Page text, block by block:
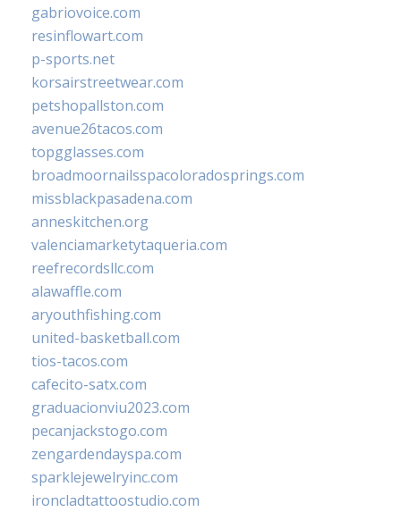
gabriovoice.com
resinflowart.com
p-sports.net
korsairstreetwear.com
petshopallston.com
avenue26tacos.com
topgglasses.com
broadmoornailsspacoloradosprings.com
missblackpasadena.com
anneskitchen.org
valenciamarketytaqueria.com
reefrecordsllc.com
alawaffle.com
aryouthfishing.com
united-basketball.com
tios-tacos.com
cafecito-satx.com
graduacionviu2023.com
pecanjackstogo.com
zengardendayspa.com
sparklejewelryinc.com
ironcladtattoostudio.com